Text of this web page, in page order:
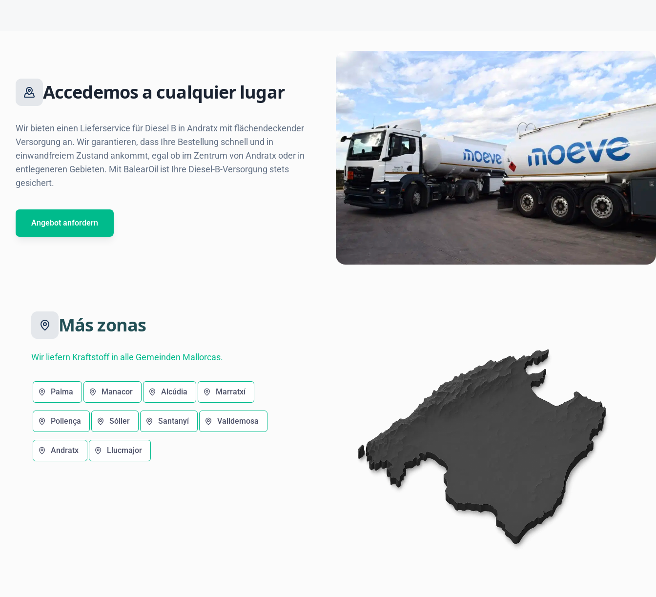
Accedemos a cualquier lugar
Wir bieten einen Lieferservice für Diesel B in Andratx mit flächendeckender
Versorgung an. Wir garantieren, dass Ihre Bestellung schnell und in
einwandfreiem Zustand ankommt, egal ob im Zentrum von Andratx oder in
entlegeneren Gebieten. Mit BalearOil ist Ihre Diesel-B-Versorgung stets
gesichert.
Angebot anfordern
Más zonas
Wir liefern Kraftstoff in alle Gemeinden Mallorcas.
Palma Manacor Alcúdia Marratxí
Pollença Sóller Santanyí Valldemosa
Andratx Llucmajor